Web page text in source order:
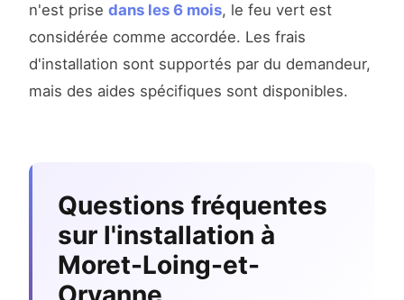
n'est prise dans les 6 mois, le feu vert est
considérée comme accordée. Les frais
d'installation sont supportés par du demandeur,
mais des aides spécifiques sont disponibles.
Questions fréquentes
sur l'installation à
Moret-Loing-et-